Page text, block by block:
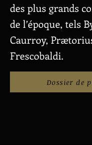
des plus grands
de l’époque, tels
Caurroy,
Frescobaldi.
Dossier de